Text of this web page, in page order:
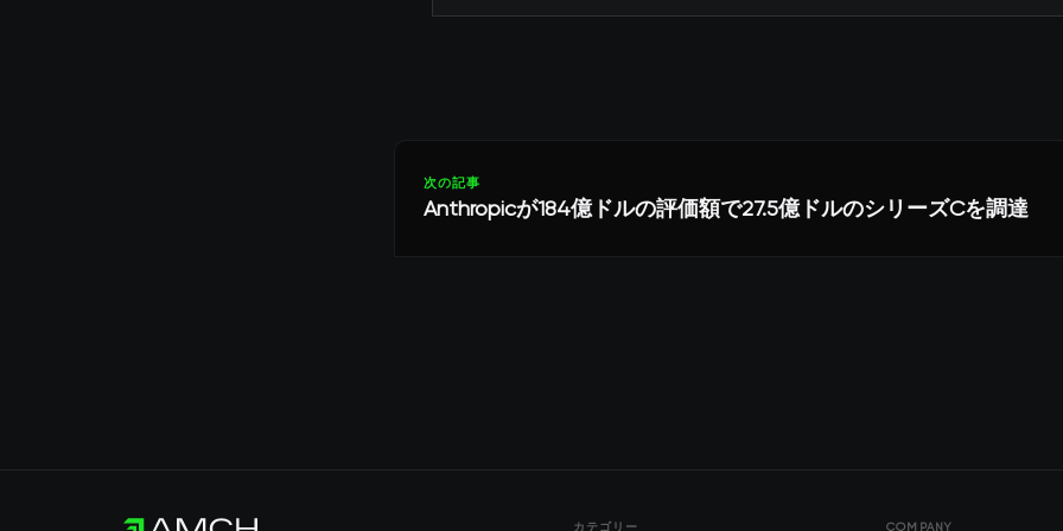
次の記事
Anthropicが184億ドルの評価額で27.5億ドルのシリーズCを調達
カテゴリー COMPANY